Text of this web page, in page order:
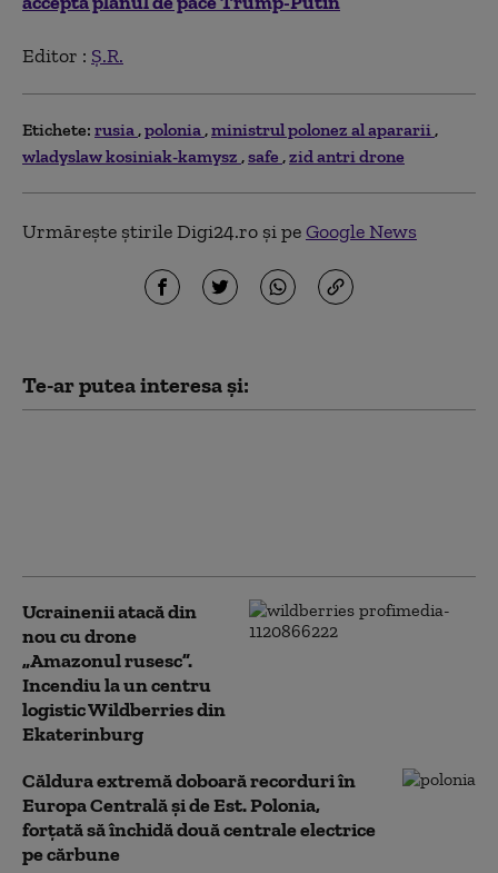
Editor : Ș.R.
Etichete: rusia polonia ministrul polonez al apararii
wladyslaw kosiniak-kamysz safe zid antri drone
Urmărește știrile Digi24.ro și peGoogle News
Te-ar putea interesa și:
Ucrainenii atacă din
nou cu drone
„Amazonul rusesc”.
Incendiu la un centru
logistic Wildberries din
Ekaterinburg
Căldura extremă doboară recorduri în
Europa Centrală și de Est. Polonia,
forțată să închidă două centrale electrice
pe cărbune